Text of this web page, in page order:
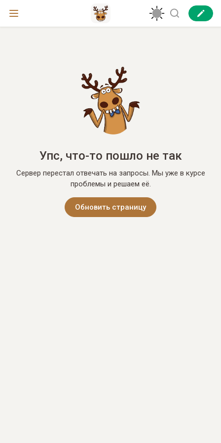
Упс, что-то пошло не так
Сервер перестал отвечать на запросы. Мы уже в курсе
проблемы и решаем её.
Обновить страницу